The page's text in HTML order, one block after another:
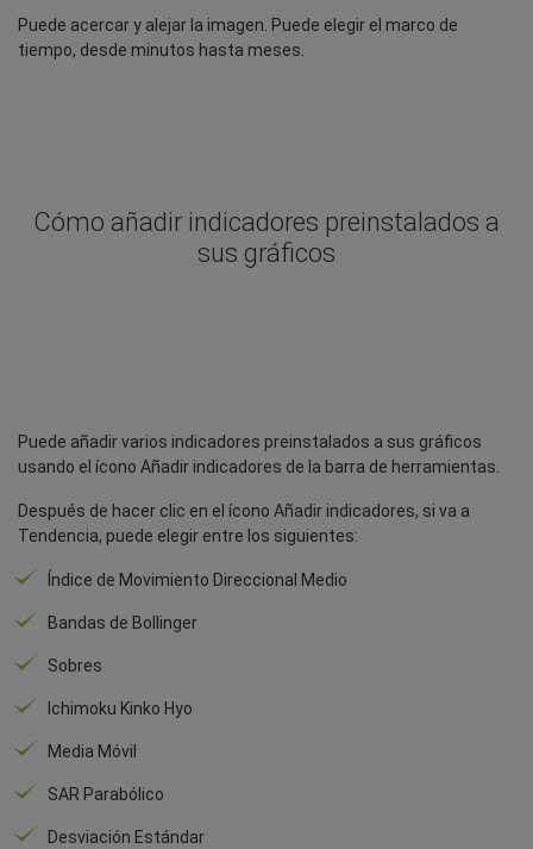
Puede acercar y alejar la imagen. Puede elegir el marco de
tiempo, desde minutos hasta meses.
Cómo añadir indicadores preinstalados a
sus gráficos
Puede añadir varios indicadores preinstalados a sus gráficos
usando el ícono Añadir indicadores de la barra de herramientas.
Después de hacer clic en el ícono Añadir indicadores, si va a
Tendencia, puede elegir entre los siguientes:
Índice de Movimiento Direccional Medio
Bandas de Bollinger
Sobres
Ichimoku Kinko Hyo
Media Móvil
SAR Parabólico
Desviación Estándar